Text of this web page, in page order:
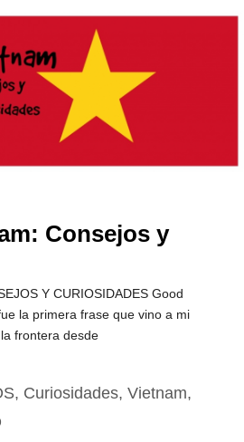
Consejos y
Y CURIOSIDADES Good
la primera frase que vino a mi
frontera desde
, Curiosidades, Vietnam,